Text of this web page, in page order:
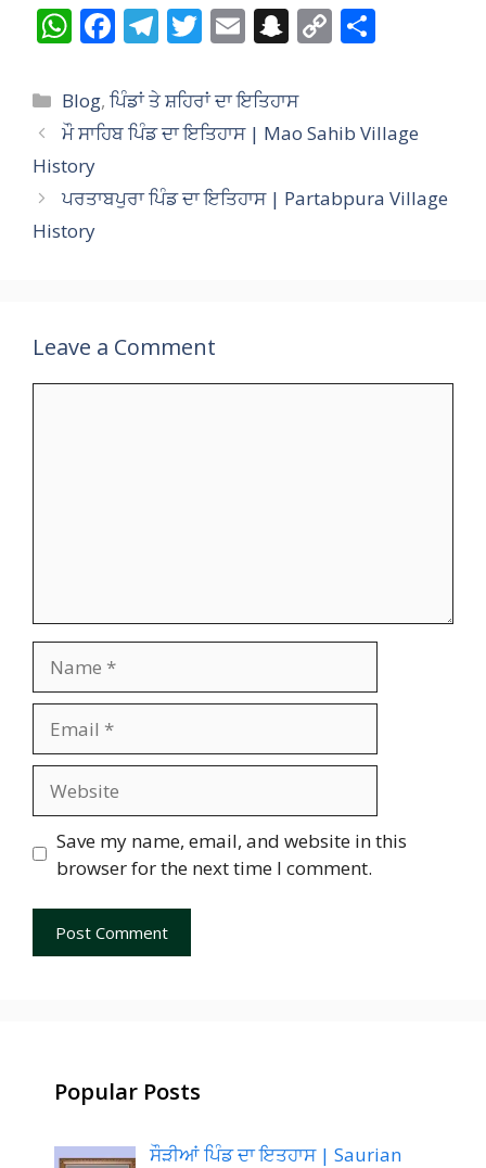
W
h
at
s
A
p
p
F
ac
e
b
o
T
el
e
gr
m
T
w
itt
er
E
m
ai
l
S
n
a
p
h
C
o
y
n
e
Categories
Blog,ਪਿੰਡਾਂ ਤੇ ਸ਼ਹਿਰਾਂ ਦਾ ਇਤਿਹਾਸ
ਮੌ ਸਾਹਿਬ ਪਿੰਡ ਦਾ ਇਤਿਹਾਸ | Mao Sahib Village
History
ਪਰਤਾਬਪੁਰਾ ਪਿੰਡ ਦਾ ਇਤਿਹਾਸ | Partabpura Village
History
Leave a Comment
Save my name, email, and website in this
browser for the next time I comment.
Popular Posts
ਸੌੜੀਆਂ ਪਿੰਡ ਦਾ ਇਤਹਾਸ | Saurian